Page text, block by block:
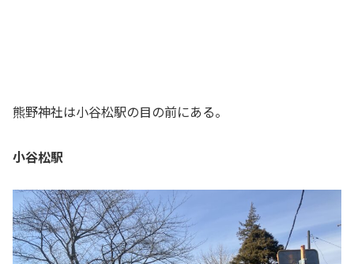
熊野神社は小谷松駅の目の前にある。
小谷松駅